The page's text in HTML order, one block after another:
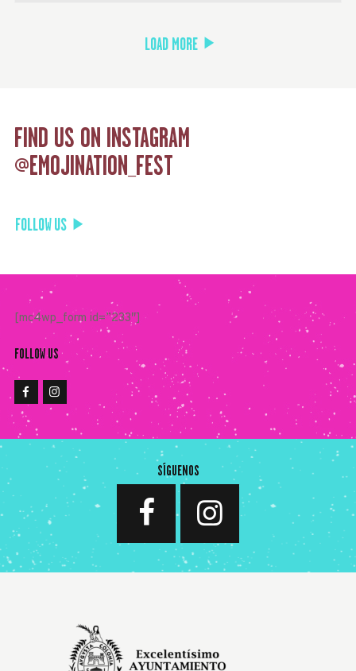
LOAD MORE
FIND US ON INSTAGRAM
@EMOJINATION_FEST
FOLLOW US
[mc4wp_form id=”233″]
FOLLOW US
SÍGUENOS